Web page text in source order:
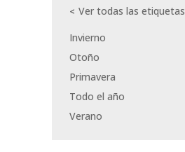
Ver todas las etiquetas
Invierno
Otoño
Primavera
Todo el año
Verano